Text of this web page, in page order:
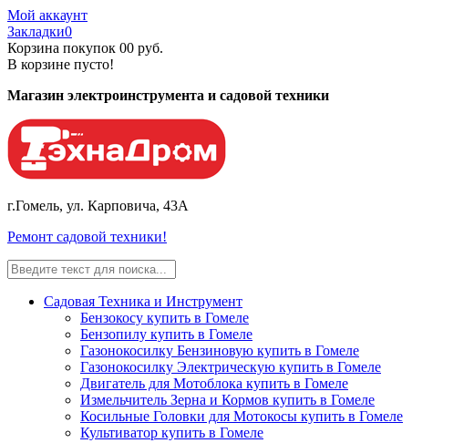
Мой аккаунт
Закладки0
Корзина покупок 00 руб.
В корзине пусто!
Магазин электроинструмента и садовой техники
г.Гомель, ул. Карповича, 43А
Ремонт садовой техники!
Садовая Техника и Инструмент
Бензокосу купить в Гомеле
Бензопилу купить в Гомеле
Газонокосилку Бензиновую купить в Гомеле
Газонокосилку Электрическую купить в Гомеле
Двигатель для Мотоблока купить в Гомеле
Измельчитель Зерна и Кормов купить в Гомеле
Косильные Головки для Мотокосы купить в Гомеле
Культиватор купить в Гомеле